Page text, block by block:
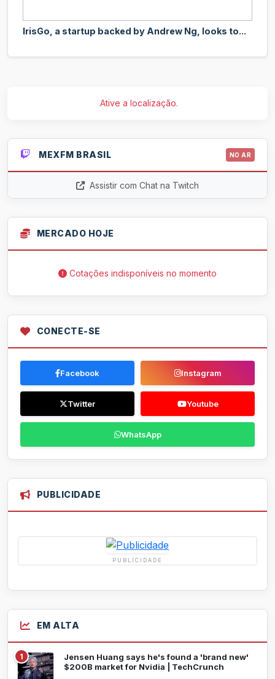
IrisGo, a startup backed by Andrew Ng, looks to...
Ative a localização.
MEXFM BRASIL NO AR
Assistir com Chat na Twitch
MERCADO HOJE
Cotações indisponíveis no momento
CONECTE-SE
Facebook Instagram
Twitter Youtube
WhatsApp
PUBLICIDADE
PUBLICIDADE
EM ALTA
1
Jensen Huang says he's found a 'brand new'
$200B market for Nvidia | TechCrunch